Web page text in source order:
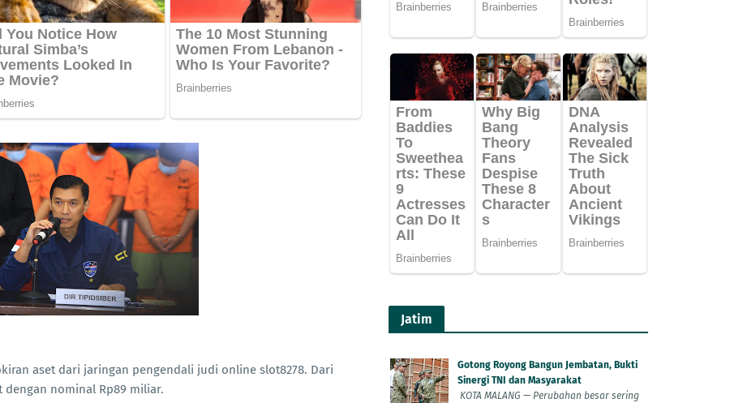
aset dari jaringan pengendali judi online slot8278. Dari
nominal Rp89 miliar.
Jatim
Gotong Royong Bangun Jembatan, Bukti
Sinergi TNI dan Masyarakat
KOTA MALANG — Perubahan besar sering